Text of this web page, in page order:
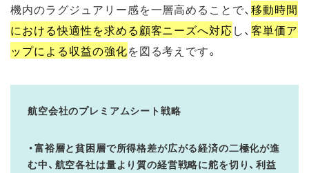
機内のラグジュアリー感を一層高めることで、移動時間
における快適性を求める顧客ニーズへ対応し、客単価ア
ップによる収益の強化を図る考えです。
航空会社のプレミアムシート戦略
・富裕層と貧困層で所得格差が広がる経済の二極化が進
む中、航空各社は量より質の経営戦略に舵を切り、利益